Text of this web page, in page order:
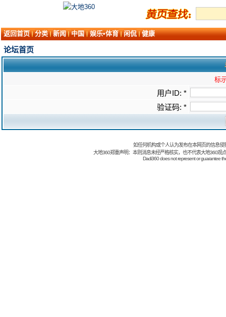
返回首页 分类 新闻 中国 娱乐•体育 闲侃 健康
论坛首页
标
用户ID: *
验证码: *
如任何机构或个人认为发布在本网页的信息
大地360郑重声明：本则消息未经严格核实，也不代表大地360观
Dadi360 does not represent or guarantee